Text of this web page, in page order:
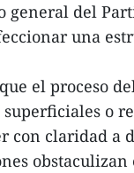
general del
una
el proceso
o
con claridad a